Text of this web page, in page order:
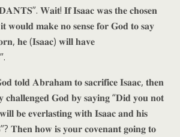
𝐖𝐚𝐢𝐭! 𝐈𝐟 𝐈𝐬𝐚𝐚𝐜 𝐰𝐚𝐬 𝐭𝐡𝐞 𝐜𝐡𝐨𝐬𝐞𝐧
𝐢𝐭 𝐰𝐨𝐮𝐥𝐝 𝐦𝐚𝐤𝐞 𝐧𝐨 𝐬𝐞𝐧𝐬𝐞 𝐟𝐨𝐫 𝐆𝐨𝐝 𝐭𝐨 𝐬𝐚𝐲
𝐡𝐞 (𝐈𝐬𝐚𝐚𝐜) 𝐰𝐢𝐥𝐥 𝐡𝐚𝐯𝐞
𝐭𝐨𝐥𝐝 𝐀𝐛𝐫𝐚𝐡𝐚𝐦 𝐭𝐨 𝐬𝐚𝐜𝐫𝐢𝐟𝐢𝐜𝐞 𝐈𝐬𝐚𝐚𝐜, 𝐭𝐡𝐞𝐧
𝐜𝐡𝐚𝐥𝐥𝐞𝐧𝐠𝐞𝐝 𝐆𝐨𝐝 𝐛𝐲 𝐬𝐚𝐲𝐢𝐧𝐠 “𝐃𝐢𝐝 𝐲𝐨𝐮 𝐧𝐨𝐭
𝐛𝐞 𝐞𝐯𝐞𝐫𝐥𝐚𝐬𝐭𝐢𝐧𝐠 𝐰𝐢𝐭𝐡 𝐈𝐬𝐚𝐚𝐜 𝐚𝐧𝐝 𝐡𝐢𝐬
𝐡𝐨𝐰 𝐢𝐬 𝐲𝐨𝐮𝐫 𝐜𝐨𝐯𝐞𝐧𝐚𝐧𝐭 𝐠𝐨𝐢𝐧𝐠 𝐭𝐨